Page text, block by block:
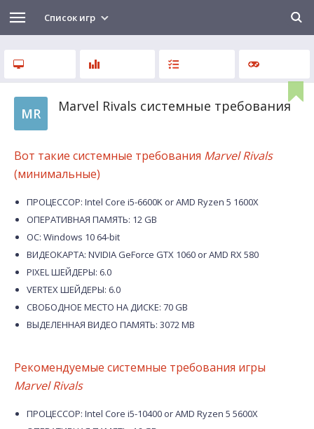
Список игр
MR Marvel Rivals системные требования
Вот такие системные требования Marvel Rivals
(минимальные)
ПРОЦЕССОР: Intel Core i5-6600K or AMD Ryzen 5 1600X
ОПЕРАТИВНАЯ ПАМЯТЬ: 12 GB
ОС: Windows 10 64-bit
ВИДЕОКАРТА: NVIDIA GeForce GTX 1060 or AMD RX 580
PIXEL ШЕЙДЕРЫ: 6.0
VERTEX ШЕЙДЕРЫ: 6.0
СВОБОДНОЕ МЕСТО НА ДИСКЕ: 70 GB
ВЫДЕЛЕННАЯ ВИДЕО ПАМЯТЬ: 3072 MB
Рекомендуемые системные требования игры
Marvel Rivals
ПРОЦЕССОР: Intel Core i5-10400 or AMD Ryzen 5 5600X